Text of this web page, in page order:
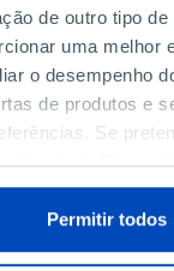
de outro tipo
uma melhor
o desempenho
de produtos e
Se
clique em
da gestão de
Cookies.
Permitir todos
do